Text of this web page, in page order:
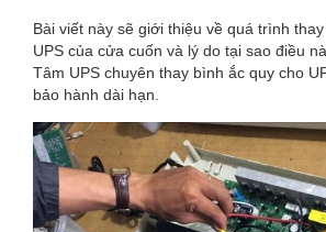
TẠI
TPHCM
Bài viết này sẽ giới thiệu về quá trình
UPS của cửa cuốn và lý do tại sao điều
Tâm UPS chuyên thay bình ắc quy cho
bảo hành dài hạn.